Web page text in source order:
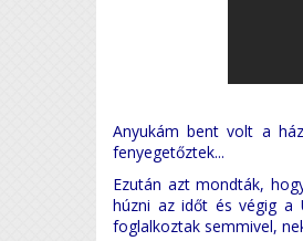
Anyukám bent volt a
fenyegetőztek...
Ezután azt mondták,
húzni az időt és végig a
foglalkoztak semmivel,